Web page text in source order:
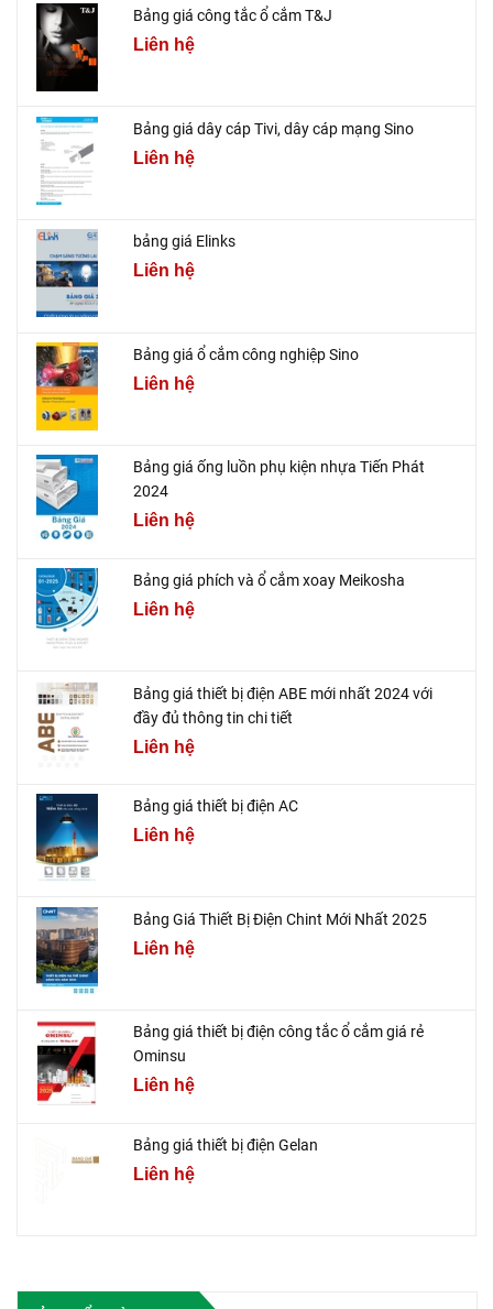
Bảng giá công tắc ổ cắm T&J
Liên hệ
Bảng giá dây cáp Tivi, dây cáp mạng Sino
Liên hệ
bảng giá Elinks
Liên hệ
Bảng giá ổ cắm công nghiệp Sino
Liên hệ
Bảng giá ống luồn phụ kiện nhựa Tiến Phát
2024
Liên hệ
Bảng giá phích và ổ cắm xoay Meikosha
Liên hệ
Bảng giá thiết bị điện ABE mới nhất 2024 với
đầy đủ thông tin chi tiết
Liên hệ
Bảng giá thiết bị điện AC
Liên hệ
Bảng Giá Thiết Bị Điện Chint Mới Nhất 2025
Liên hệ
Bảng giá thiết bị điện công tắc ổ cắm giá rẻ
Ominsu
Liên hệ
Bảng giá thiết bị điện Gelan
Liên hệ